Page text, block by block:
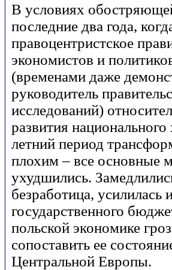
В условиях
последние два года,
правоцентристское
экономистов и
(временами даже
руководитель
исследований)
развития
летний период
плохим – все основные
ухудшились.
безработица,
государственного
польской экономике
сопоставить ее
Центральной Европы.